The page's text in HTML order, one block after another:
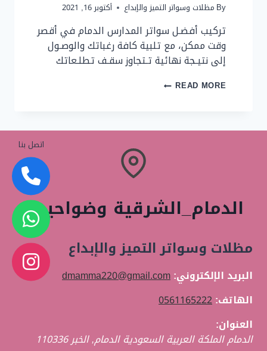
By مظلات وسواتر التميز والإبداع أكتوبر 16, 2021
تركيب أفضـل سواتر المدارس الدمام في أقصر
وقت ممكن، مع تلبية كافة رغباتك والوصـول
إلى نتيـجة نهائية تـتجاوز سقـف تطلـعاتك
READ MOREتركيب
سواتر
بلاستيك
سواتر0561165222
الدمام_الشرقية وضواحيها
مظلات وسواتر التميز والإبداع
البريد الإلكتروني:dmamma220@gmail.com
الهاتف:0561165222
العنوان:
الدمام الملكة العربية السعودية الدمام,الخبر110336
اتصل بنا